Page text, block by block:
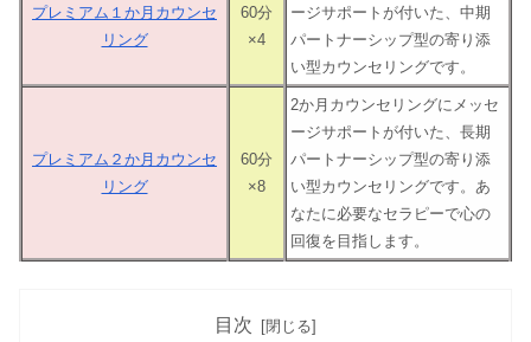
プレミアム１か月カウンセ
リング
60分
×4
ージサポートが付いた、中期
パートナーシップ型の寄り添
い型カウンセリングです。
プレミアム２か月カウンセ
リング
60分
×8
2か月カウンセリングにメッセ
ージサポートが付いた、長期
パートナーシップ型の寄り添
い型カウンセリングです。あ
なたに必要なセラピーで心の
回復を目指します。
目次